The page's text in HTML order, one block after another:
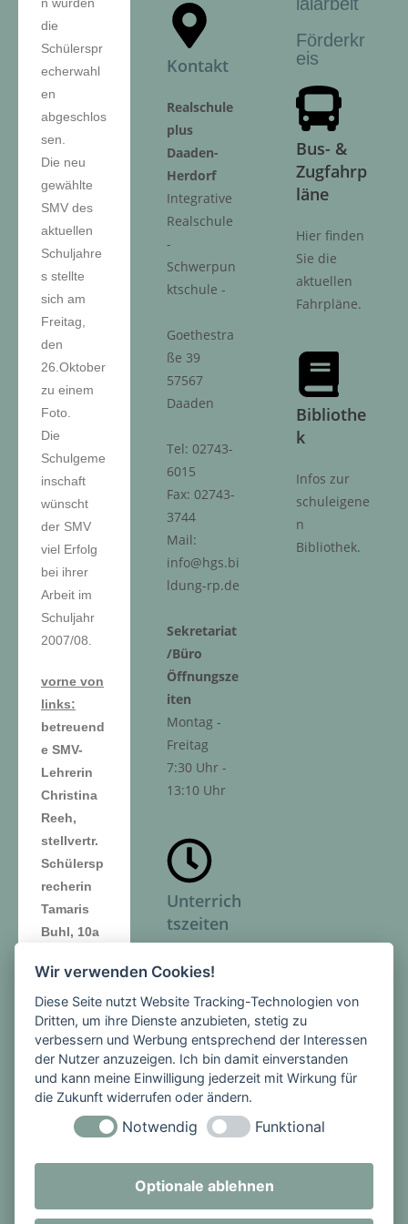
Kontakt
Realschule
plus
Daaden-
Herdorf
Integrative
Realschule
-
Schwerpun
ktschule -
Goethestra
ße 39
57567
Daaden
Tel: 02743-
6015
Fax: 02743-
3744
Mail:
info@hgs.bi
ldung-rp.de
Sekretariat
/Büro
Öffnungsze
iten
Montag -
Freitag
7:30 Uhr -
13:10 Uhr
Unterrich
tszeiten
Montag -
1. Stunde:
08:00 -
08:45 Uhr
2. Stunde:
08:45 -
09:30 Uhr
09:50 -
10:35 Uhr
die
Schülerspr
echerwahl
en
abgeschlos
sen.
Die neu
gewählte
SMV des
aktuellen
Schuljahre
s stellte
sich am
Freitag,
den
26.Oktober
zu einem
Foto.
Die
Schulgeme
inschaft
wünscht
der SMV
viel Erfolg
bei ihrer
Arbeit im
Schuljahr
2007/08.
vorne von
links:
betreuend
e SMV-
Lehrerin
Christina
Reeh,
stellvertr.
Schülersp
recherin
Tamaris
Buhl, 10a
von links:
Philipp
Asbach,
SMV-
Mitglied,
7c,
Schülersp
recher
Förderkr
eis
Bus- &
Zugfahrp
läne
Hier finden
Sie die
aktuellen
Fahrpläne.
Bibliothe
k
Infos zur
schuleigene
n
Bibliothek.
Wir verwenden Cookies!
Diese Seite nutzt Website Tracking-Technologien von
Dritten, um ihre Dienste anzubieten, stetig zu
verbessern und Werbung entsprechend der Interessen
der Nutzer anzuzeigen. Ich bin damit einverstanden
und kann meine Einwilligung jederzeit mit Wirkung für
die Zukunft widerrufen oder ändern.
Notwendig Funktional
Optionale ablehnen